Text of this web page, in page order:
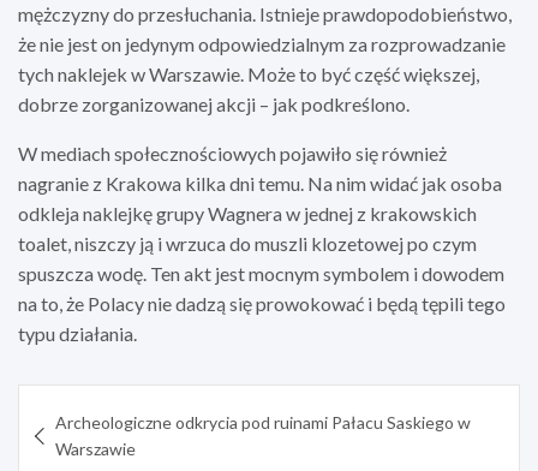
mężczyzny do przesłuchania. Istnieje prawdopodobieństwo,
że nie jest on jedynym odpowiedzialnym za rozprowadzanie
tych naklejek w Warszawie. Może to być część większej,
dobrze zorganizowanej akcji – jak podkreślono.
W mediach społecznościowych pojawiło się również
nagranie z Krakowa kilka dni temu. Na nim widać jak osoba
odkleja naklejkę grupy Wagnera w jednej z krakowskich
toalet, niszczy ją i wrzuca do muszli klozetowej po czym
spuszcza wodę. Ten akt jest mocnym symbolem i dowodem
na to, że Polacy nie dadzą się prowokować i będą tępili tego
typu działania.
wpisu
Archeologiczne odkrycia pod ruinami Pałacu Saskiego w
Warszawie